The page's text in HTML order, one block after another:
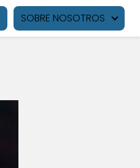
SOBRE NOSOTROS